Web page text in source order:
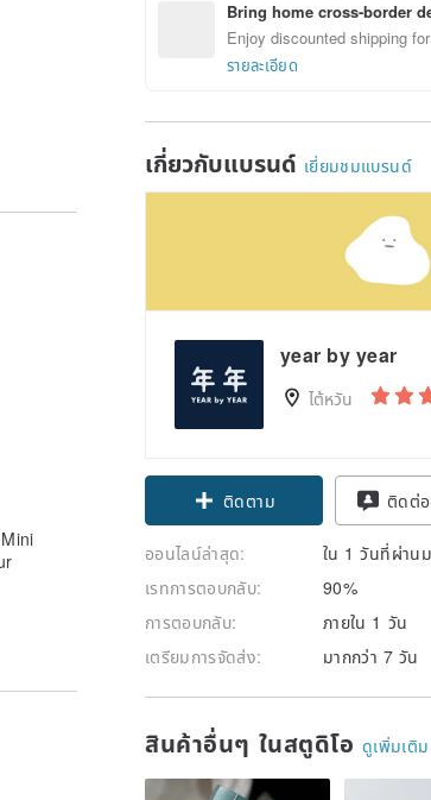
Bring home cross-border
Enjoy discounted shipping
รายละเอียด
เกี่ยวกับแบรนด์ เยี่ยมชมแบรนด์
year by year
ไต้หวัน
ติดตาม ติดต่อ
ออนไลน์ล่าสุด:
ใน 1 วันที่ผ่าน
เรทการตอบกลับ:
90%
การตอบกลับ:
ภายใน 1 วัน
เตรียมการจัดส่ง:
มากกว่า 7 วัน
สินค้าอื่นๆ ในสตูดิโอ ดูเพิ่มเติม